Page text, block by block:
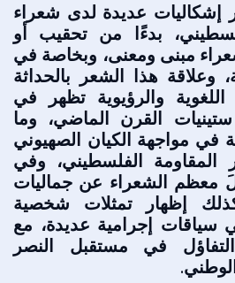
إشكاليات عديدة لدى شعراء
بدءًا من تحقيب أو
مبنى ومعنى، وبخاصة في
وعلاقة هذا الشعر بالحداثة
اللغوية والرؤيوية تظهر في
القرن الماضي، وما
في مواجهة الكيان الصهيوني
الفلسطيني، وفي
معظم الشعراء عن جماليات
إظهار تمثلات شخصية
سياقات إجرامية عديدة، مع
في مستقبل النصر